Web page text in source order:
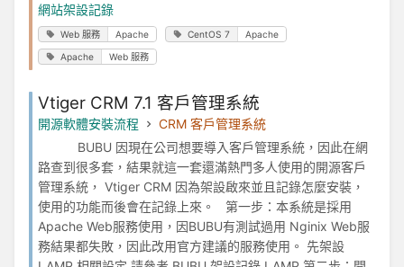
網站架設記錄
Web 服務 Apache CentOS 7 Apache
Apache Web 服務
Vtiger CRM 7.1 客戶管理系統
開源軟體安裝流程
CRM 客戶管理系統
BUBU 因現在公司想要導入客戶管理系統，因此在網
路查到很多套，結果就這一套還滿熱門多人使用的開源客戶
管理系統， Vtiger CRM 因為架設啟來並且記錄怎麼安裝，
使用的功能而後會在記錄上來。 第一步：本系統是採用
Apache Web服務使用，因BUBU有測試過用 Nginix Web服
務結果都失敗，因此改用官方建議的服務使用。 先架設